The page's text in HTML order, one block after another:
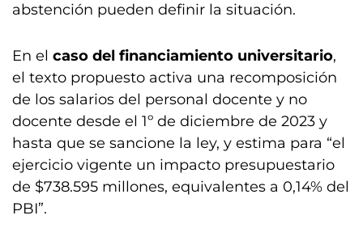
abstención pueden definir la situación.
En el caso del financiamiento universitario,
el texto propuesto activa una recomposición
de los salarios del personal docente y no
docente desde el 1º de diciembre de 2023 y
hasta que se sancione la ley, y estima para “el
ejercicio vigente un impacto presupuestario
de $738.595 millones, equivalentes a 0,14% del
PBI”.